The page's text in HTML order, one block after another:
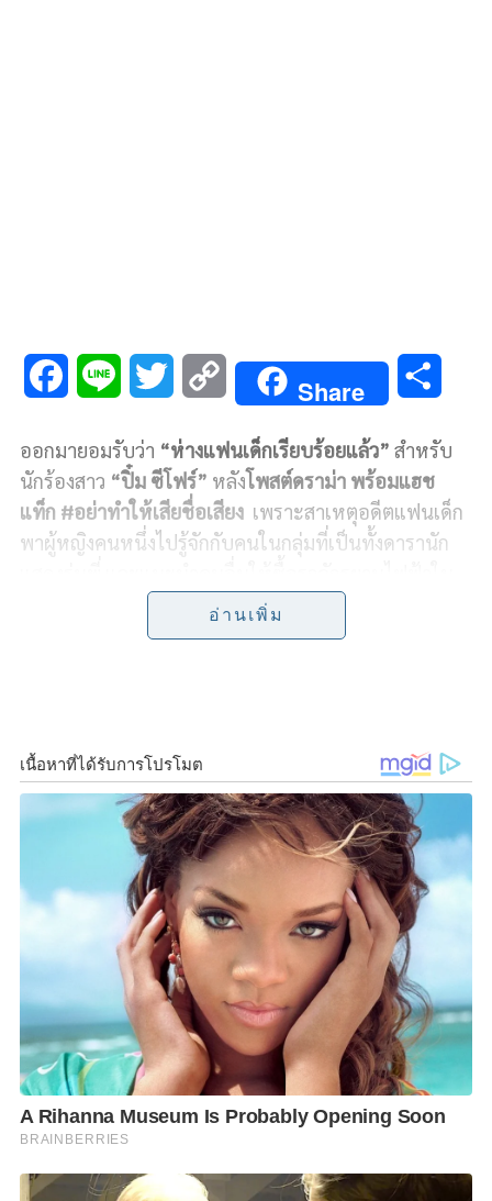
c
e
b
n
e
i
t
t
e
r
p
y
L
i
n
Share
a
r
e
ออกมายอมรับว่า “ห่างแฟนเด็กเรียบร้อยแล้ว” สำหรับ
นักร้องสาว “ปิ๋ม ซีโฟร์” หลังโพสต์ดราม่า พร้อมแฮช
แท็ก #อย่าทำให้เสียชื่อเสียงเพราะสาเหตุอดีตแฟนเด็ก
พาผู้หญิงคนหนึ่งไปรู้จักกับคนในกลุ่มที่เป็นทั้งดารานัก
ราคาถูกกว่าทั่วไป แล้วเกิดปัญหาเกิดขึ้น ทำให้เกิดการ
ที่เกิดขึ้น พร้อมให้สัมภาษณ์ทั้งน้ำตา ในรายการ
“เผ็ด
มันส์บันเทิง” ทางช่อง8เป็นที่แรกว่า
“วันนี้พูดชัดเจนที่สุดที่นี่ที่แรกค่ะ คือมันเป็นความไว้ใจที่
ล้มเหลว เสียใจมาก (ร้องไห้)ขอโทษพี่ๆ นักร้องดาราทุก
คนที่ทำให้เรื่องราวมันเป็นแบบนี้ ที่เสียใจเพราะเราได้มี
การบอกกล่าวน้องเค้าหลายครั้งแล้ว อาจจะรู้เท่าไม่ถึง
การณ์ ที่ไปโพสต์ในกลุ่มที่เราแนะนำให้รู้จักเป็นดารานัก
ร้องเป็นผู้หลักผู้ใหญ่โดยที่ไม่บอกเรา
ไม่คิดว่าเหตุการณ์นี้จะเกิดขึ้นและร้ายแรงกระทบ
กระเทือนเราแบบนี้ เพราะทุกคนที่ซื้อและตกลงว่าจะซื้อ
ซื้อเพราะไว้ใจเราแล้วได้มีการได้พูดคุยได้ตกลงซื้อโอน
เงินไปแล้วหรือยัง? เกิดความเสียหายขึ้นหรือยังครับ?
คือในกลุ่มนี้ยังไม่มีการโอน แต่ในกลุ่มอื่นๆ ปิ๋มไม่ทราบ ที่
อ่านเพิ่ม